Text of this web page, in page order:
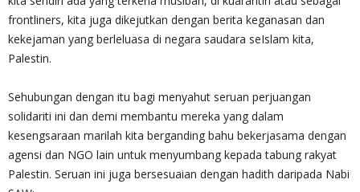
frontliners, kita juga dikejutkan dengan berita keganasan dan
kekejaman yang berleluasa di negara saudara seIslam kita,
Palestin.
Sehubungan dengan itu bagi menyahut seruan perjuangan
solidariti ini dan demi membantu mereka yang dalam
kesengsaraan marilah kita berganding bahu bekerjasama dengan
agensi dan NGO lain untuk menyumbang kepada tabung rakyat
Palestin. Seruan ini juga bersesuaian dengan hadith daripada Nabi